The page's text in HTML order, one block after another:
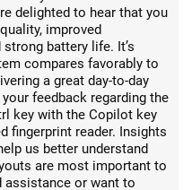
delighted to hear that you
improved
strong battery life. It’s
compares favorably to
a great day-to-day
feedback regarding the
key with the Copilot key
fingerprint reader. Insights
us better understand
are most important to
assistance or want to